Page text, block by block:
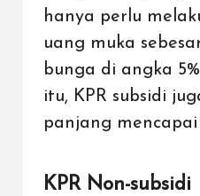
hanya perlu
uang muka
bunga di angka
itu, KPR subsidi
panjang
KPR Non-subsidi